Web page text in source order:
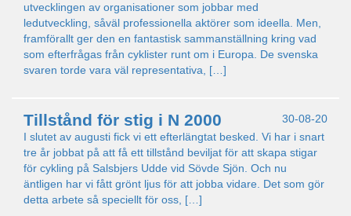
utvecklingen av organisationer som jobbar med
ledutveckling, såväl professionella aktörer som ideella. Men,
framförallt ger den en fantastisk sammanställning kring vad
som efterfrågas från cyklister runt om i Europa. De svenska
svaren torde vara väl representativa, […]
30-08-20
Tillstånd för stig i N 2000
I slutet av augusti fick vi ett efterlängtat besked. Vi har i snart
tre år jobbat på att få ett tillstånd beviljat för att skapa stigar
för cykling på Salsbjers Udde vid Sövde Sjön. Och nu
äntligen har vi fått grönt ljus för att jobba vidare. Det som gör
detta arbete så speciellt för oss, […]